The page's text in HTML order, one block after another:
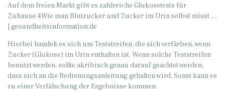
Auf dem freien Markt gibt es zahlreiche Glukosetests für
Zuhause.4Wie man Blutzucker und Zucker im Urin selbst misst …
| gesundheitsinformation.de
Hierbei handelt es sich um Teststreifen, die sich verfärben, wenn
Zucker (Glukose) im Urin enthalten ist. Wenn solche Teststreifen
benutzt werden, sollte akribisch genau darauf geachtet werden,
dass sich an die Bedienungsanleitung gehalten wird. Sonst kann es
zu einer Verfälschung der Ergebnisse kommen.